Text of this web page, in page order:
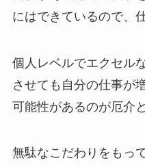
にはできているので、
個人レベルでエクセル
させても自分の仕事が
可能性があるのが厄介
無駄なこだわりをもっ